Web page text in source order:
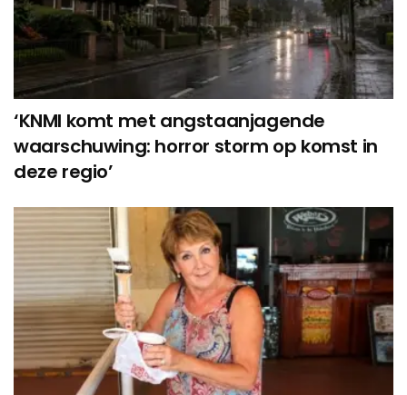
‘KNMI komt met angstaanjagende
waarschuwing: horror storm op komst in
deze regio’